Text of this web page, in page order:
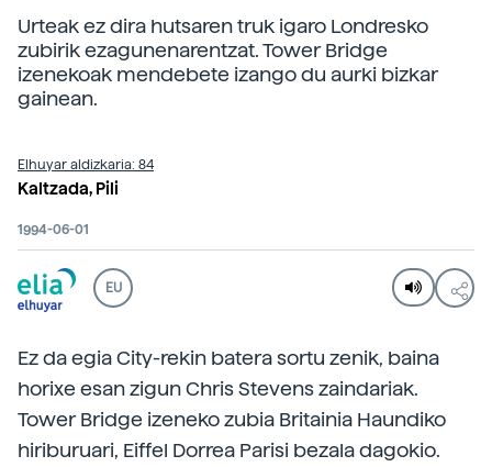
Urteak ez dira hutsaren truk igaro Londresko
zubirik ezagunenarentzat. Tower Bridge
izenekoak mendebete izango du aurki bizkar
gainean.
Elhuyar aldizkaria: 84
Kaltzada, Pili
1994-06-01
EU
Ez da egia City-rekin batera sortu zenik, baina
horixe esan zigun Chris Stevens zaindariak.
Tower Bridge izeneko zubia Britainia Haundiko
hiriburuari, Eiffel Dorrea Parisi bezala dagokio.